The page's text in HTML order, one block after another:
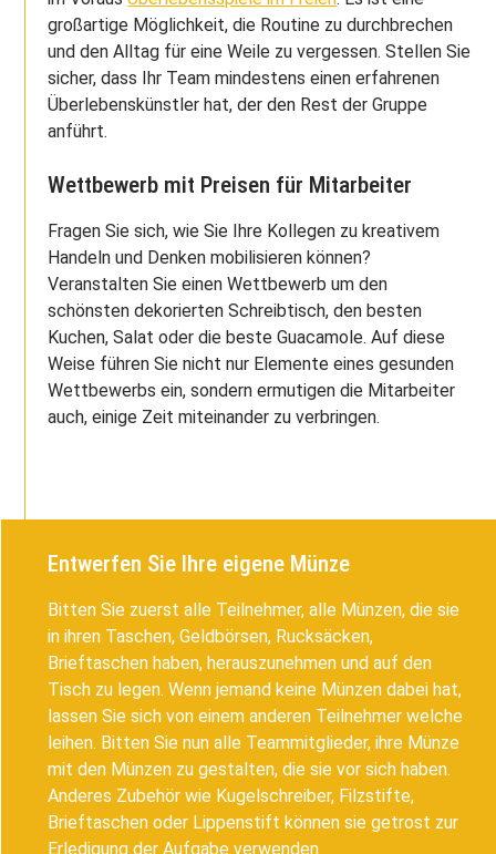
großartige Möglichkeit, die Routine zu durchbrechen
und den Alltag für eine Weile zu vergessen. Stellen Sie
sicher, dass Ihr Team mindestens einen erfahrenen
Überlebenskünstler hat, der den Rest der Gruppe
anführt.
Wettbewerb mit Preisen für Mitarbeiter
Fragen Sie sich, wie Sie Ihre Kollegen zu kreativem
Handeln und Denken mobilisieren können?
Veranstalten Sie einen Wettbewerb um den
schönsten dekorierten Schreibtisch, den besten
Kuchen, Salat oder die beste Guacamole. Auf diese
Weise führen Sie nicht nur Elemente eines gesunden
Wettbewerbs ein, sondern ermutigen die Mitarbeiter
auch, einige Zeit miteinander zu verbringen.
Entwerfen Sie Ihre eigene Münze
Bitten Sie zuerst alle Teilnehmer, alle Münzen, die sie
in ihren Taschen, Geldbörsen, Rucksäcken,
Brieftaschen haben, herauszunehmen und auf den
Tisch zu legen. Wenn jemand keine Münzen dabei hat,
lassen Sie sich von einem anderen Teilnehmer welche
leihen. Bitten Sie nun alle Teammitglieder, ihre Münze
mit den Münzen zu gestalten, die sie vor sich haben.
Anderes Zubehör wie Kugelschreiber, Filzstifte,
Brieftaschen oder Lippenstift können sie getrost zur
Erledigung der Aufgabe verwenden.